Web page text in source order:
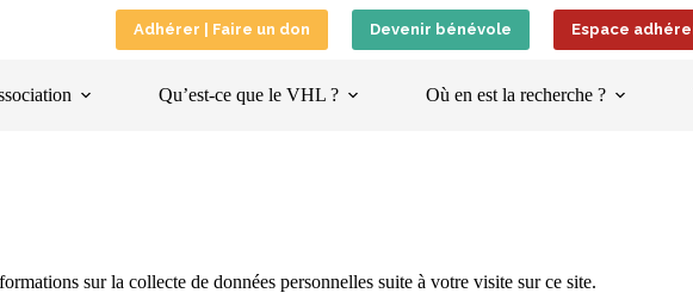
Adhérer | Faire un don Devenir bénévole Espace
Qu’est-ce que le VHL ? Où en est la recherche ?
sur la collecte de données personnelles suite à votre visite sur ce site.